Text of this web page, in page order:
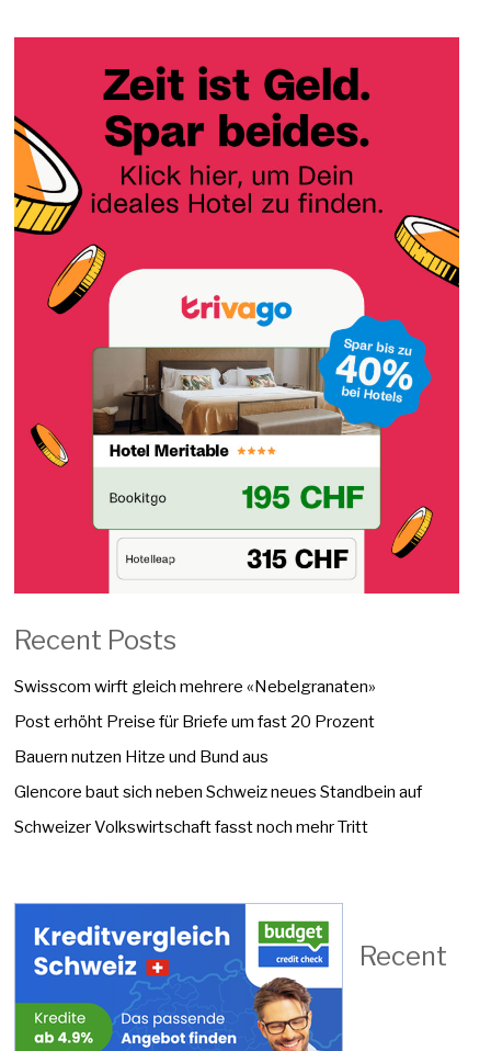
Recent Posts
Swisscom wirft gleich mehrere «Nebelgranaten»
Post erhöht Preise für Briefe um fast 20 Prozent
Bauern nutzen Hitze und Bund aus
Glencore baut sich neben Schweiz neues Standbein auf
Schweizer Volkswirtschaft fasst noch mehr Tritt
Recent